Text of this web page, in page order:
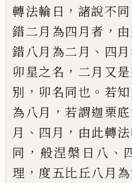
轉法輪日 ， 諸說不同
錯二月為四月者 ，
錯八月為二月 、 四
卯星之名 ， 二月又
別 ， 卯名同也 。 若
為八月 ，若謂迦栗
月 、 四月 ， 由此轉
同 ， 般涅槃日八 、
理 ， 度五比丘八月